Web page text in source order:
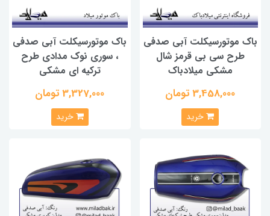
باک موتورسیکلت آبی صدفی
طرح سی بی قرمز شال
مشکی میلادباک
3,458,000 تومان
خرید
باک موتورسیکلت آبی صدفی
، سوری نوک مدادی طرح
ترکیه ای مشکی
3,327,000 تومان
خرید